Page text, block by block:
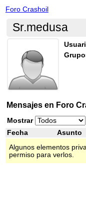
Foro Crashoil
Sr.medusa
Mensajes en Foro
Mostrar
Fecha
Asunto
Algunos elementos
permiso para verlos.